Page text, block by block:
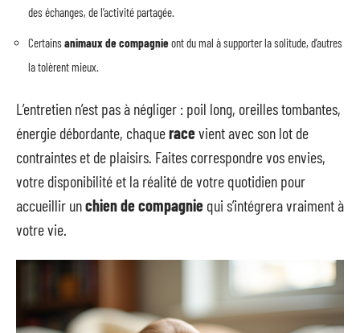
des échanges, de l’activité partagée.
Certains animaux de compagnieont du mal à supporter la solitude, d’autres
la tolèrent mieux.
L’entretien n’est pas à négliger : poil long, oreilles tombantes,
énergie débordante, chaqueracevient avec son lot de
contraintes et de plaisirs. Faites correspondre vos envies,
votre disponibilité et la réalité de votre quotidien pour
accueillir unchien de compagnie qui s’intégrera vraiment à
votre vie.